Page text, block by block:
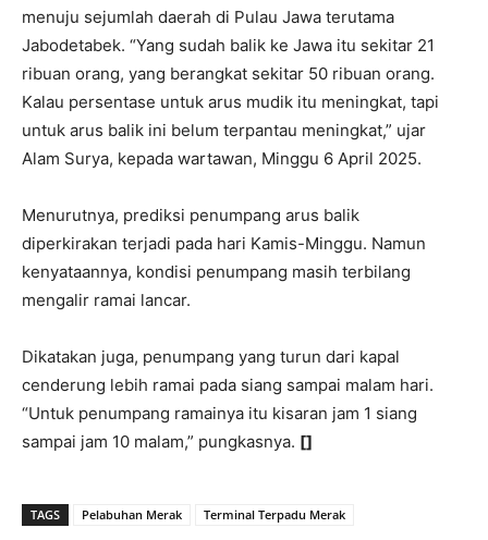
menuju sejumlah daerah di Pulau Jawa terutama
Jabodetabek. “Yang sudah balik ke Jawa itu sekitar 21
ribuan orang, yang berangkat sekitar 50 ribuan orang.
Kalau persentase untuk arus mudik itu meningkat, tapi
untuk arus balik ini belum terpantau meningkat,” ujar
Alam Surya, kepada wartawan, Minggu 6 April 2025.
Menurutnya, prediksi penumpang arus balik
diperkirakan terjadi pada hari Kamis-Minggu. Namun
kenyataannya, kondisi penumpang masih terbilang
mengalir ramai lancar.
Dikatakan juga, penumpang yang turun dari kapal
cenderung lebih ramai pada siang sampai malam hari.
“Untuk penumpang ramainya itu kisaran jam 1 siang
sampai jam 10 malam,” pungkasnya. []
TAGS Pelabuhan Merak Terminal Terpadu Merak